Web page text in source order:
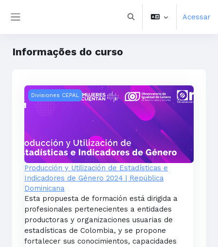
Alternar entrada deAcessar
Informações do curso
Producción y Utilización de Estadísticas e
Divisiones CEPAL
Producción y Utilización de Estadísticas e
Indicadores de Género 2024 | República
Dominicana
Esta propuesta de formación está dirigida a
profesionales pertenecientesa entidades
productoras y organizaciones usuarias de
estadísticas deColombia, y se propone
fortalecer sus conocimientos, capacidades